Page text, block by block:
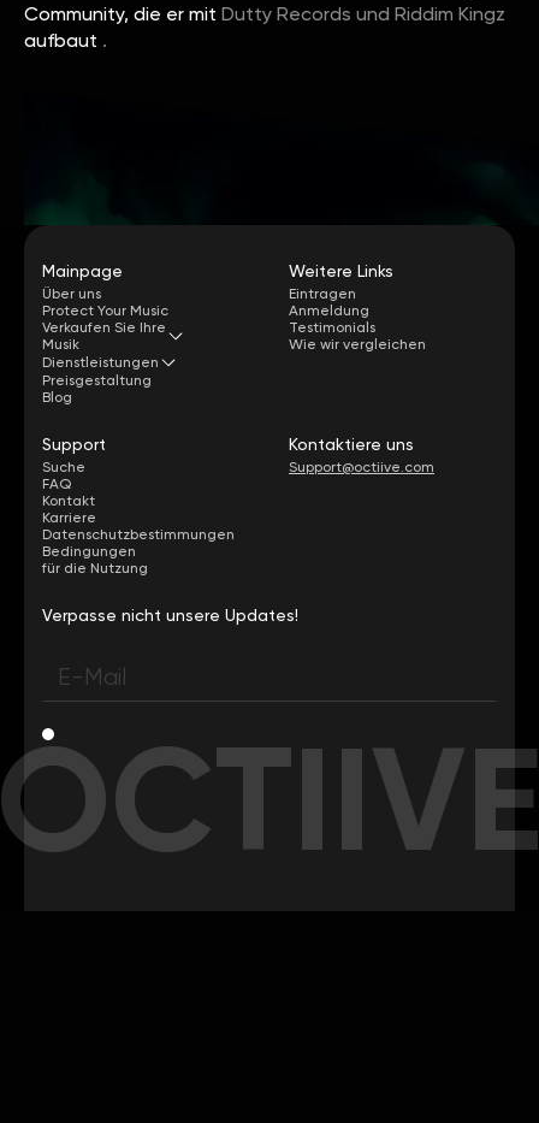
Community, die er mit Dutty Records und Riddim Kingz
aufbaut .
Mainpage
Über uns
Protect Your Music
Verkaufen Sie Ihre
Musik
Dienstleistungen
Preisgestaltung
Blog
Weitere Links
Eintragen
Anmeldung
Testimonials
Wie wir vergleichen
Support
Suche
FAQ
Kontakt
Karriere
Datenschutzbestimmungen
Bedingungen
für die Nutzung
Kontaktiere uns
Support@octiive.com
Verpasse nicht unsere Updates!